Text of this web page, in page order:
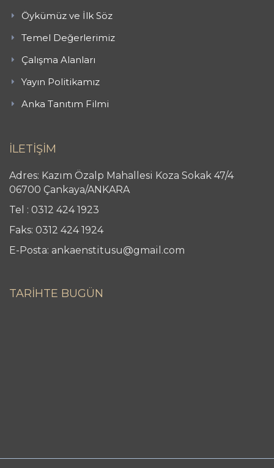
Öykümüz ve İlk Söz
Temel Değerlerimiz
Çalışma Alanları
Yayın Politikamız
Anka Tanıtım Filmi
İLETİŞİM
Adres: Kazım Özalp Mahallesi Koza Sokak 47/4
06700 Çankaya/ANKARA
Tel : 0312 424 1923
Faks: 0312 424 1924
E-Posta: ankaenstitusu@gmail.com
TARİHTE BUGÜN